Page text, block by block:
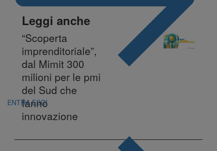
ENTRA ESCI
Leggi anche
“Scoperta
imprenditoriale”,
dal Mimit 300
milioni per le pmi
del Sud che
fanno
innovazione